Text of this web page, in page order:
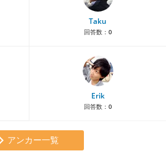
Taku
回答数： 0
Erik
回答数： 0
アンカー一覧